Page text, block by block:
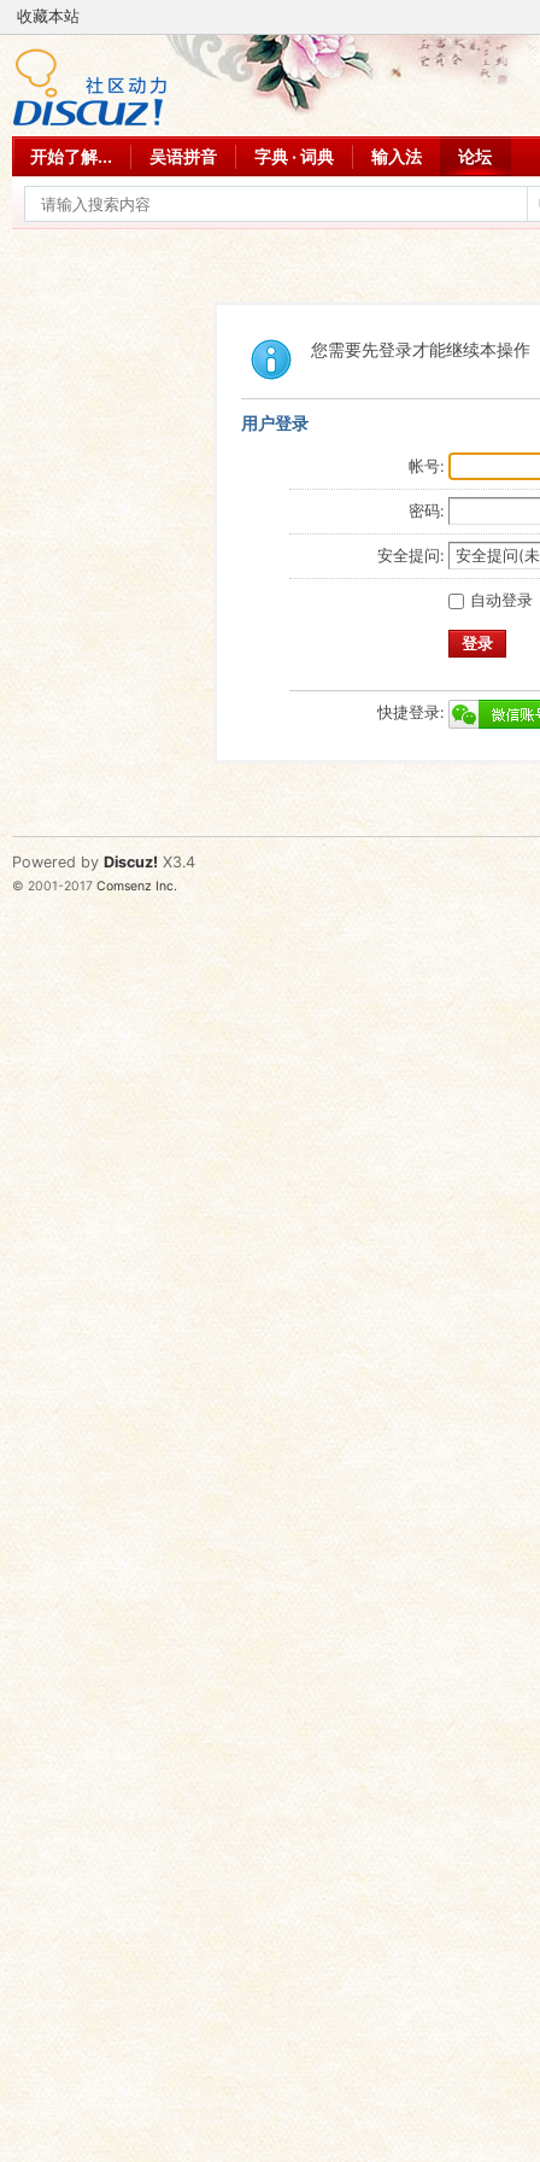
收藏本站
开始了解... 吴语拼音 字典 · 词典 输入法 论坛
您需要先登录才能继续本操作
用户登录
帐号:
密码:
安全提问:
自动登录
登录
快捷登录:
Powered by Discuz! X3.4
© 2001-2017 Comsenz Inc.